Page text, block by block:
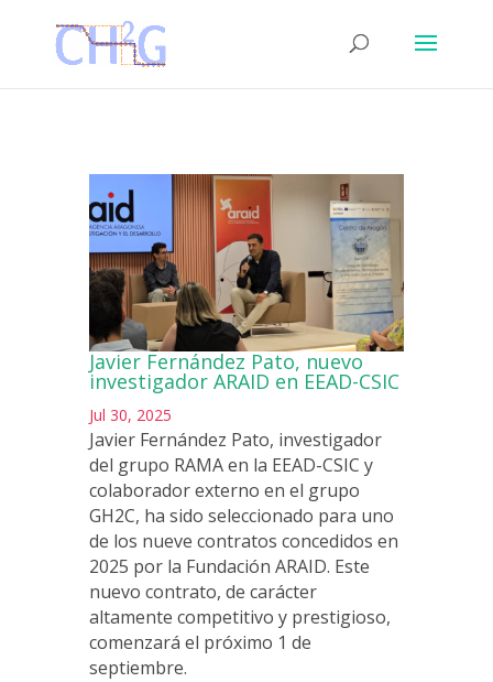
Javier Fernández Pato, nuevo
investigador ARAID en EEAD-CSIC
Jul 30, 2025
Javier Fernández Pato, investigador
del grupo RAMA en la EEAD-CSIC y
colaborador externo en el grupo
GH2C, ha sido seleccionado para uno
de los nueve contratos concedidos en
2025 por la Fundación ARAID. Este
nuevo contrato, de carácter
altamente competitivo y prestigioso,
comenzará el próximo 1 de
septiembre.